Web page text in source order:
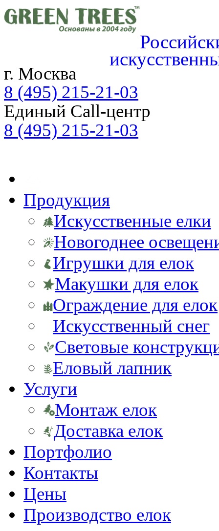
г. Москва
8 (495) 215-21-03
Единый Call-центр
8 (495) 215-21-03
Продукция
Искусственные елки
Новогоднее
Игрушки для елок
Макушки для елок
Ограждение для елок
Искусственный снег
Световые
Еловый лапник
Услуги
Монтаж елок
Доставка елок
Портфолио
Контакты
Цены
Производство елок